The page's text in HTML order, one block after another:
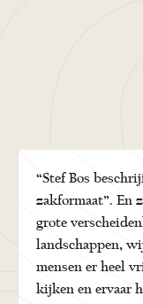
“Stef Bos
zakformaat”. En
grote
landschappen,
mensen er heel
kijken en ervaar